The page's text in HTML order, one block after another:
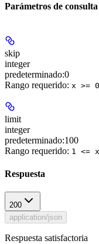
Parámetros de consulta
skip
integer
predeterminado:0
Rango requerido: x >= 0
limit
integer
predeterminado:100
Rango requerido: 1 <=
Respuesta
200
application/json
Respuesta satisfactoria